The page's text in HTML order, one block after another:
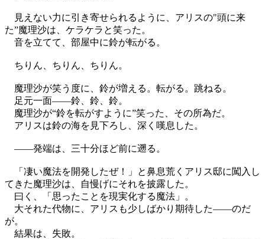
見えない力に引き寄せられるように、アリスの"頭に来
た”魔理沙は、ケラケラと笑った。
音を立てて、部屋中に鈴が転がる。
ちりん、ちりん、ちりん。
魔理沙が笑う度に、鈴が増える。転がる。跳ねる。
足元一面——鈴、鈴、鈴。
魔理沙が“鈴を転がすように”笑った、その所為だ。
アリスは鈴の海を見下ろし、深く嘆息した。
——発端は、三十分ほど前に遡る。
「凄い魔法を開発したぜ！」と鼻息荒くアリス邸に闖入し
てきた魔理沙は、自慢げにそれを披露した。
曰く、「思ったことを現実化する魔法」。
大それた代物に、アリスも少しばかり期待した——のだ
が。
結果は、失敗。